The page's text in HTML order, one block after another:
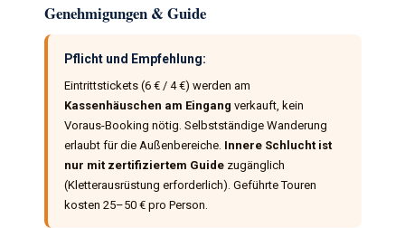
Genehmigungen & Guide
Pflicht und Empfehlung:
Eintrittstickets (6 € / 4 €) werden am
Kassenhäuschen am Eingang verkauft, kein
Voraus-Booking nötig. Selbstständige Wanderung
erlaubt für die Außenbereiche. Innere Schlucht ist
nur mit zertifiziertem Guidezugänglich
(Kletterausrüstung erforderlich). Geführte Touren
kosten 25–50 € pro Person.